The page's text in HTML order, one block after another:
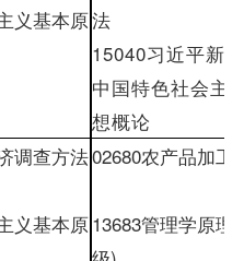
义基本原法
15040习近平新
中国特色社会主
想概论
调查方法02680农产品加工
义基本原13683管理学原理